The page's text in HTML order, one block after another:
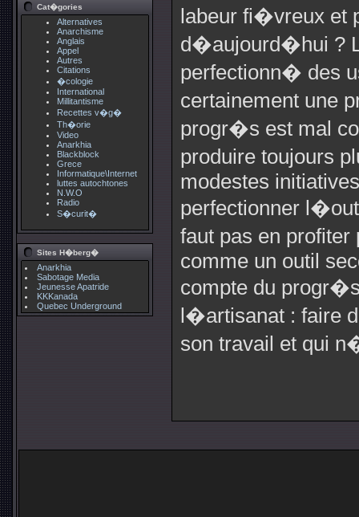
Cat�gories
Alternatives
Anarchisme
Anglais
Appel
Autres
Citations
�cologie
International
Millitantisme
Recettes v�g�
Th�orie
Video
Anarkhia
Blackblock
Grece
Informatique\Internet
luttes autochtones
N.W.O
Radio
S�curit�
Sites H�berg�
Anarkhia
Sabotage Media
Jeunesse Apatride
KKKanada
Quebec Underground
labeur fi�vreux
d�aujourd�hui ?
perfectionn� des
certainement une
progr�s est mal
produire toujours
modestes
perfectionner
faut pas en
comme un outil
compte du
l�artisanat : faire
son travail et qui